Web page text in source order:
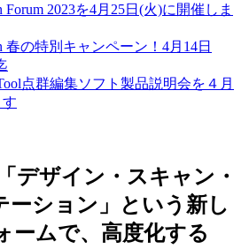
Forum 2023を4月25日(火)に開催しま
春の特別キャンペーン！4月14日
点群編集ソフト製品説明会を４月
デザイン・スキャン・
ーション」という新し
ームで、高度化する